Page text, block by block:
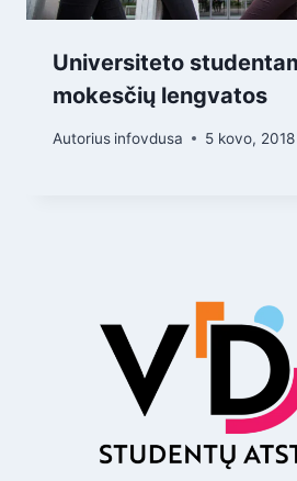
Universiteto
mokesčių lengvatos
Autorius infovdusa 5 kovo, 2018